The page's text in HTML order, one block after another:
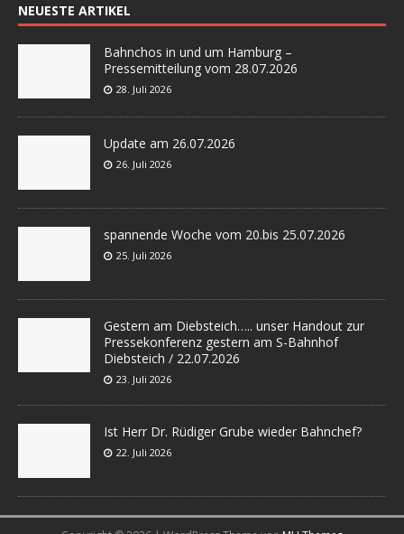
NEUESTE ARTIKEL
Bahnchos in und um Hamburg –
Pressemitteilung vom 28.07.2026
28. Juli 2026
Update am 26.07.2026
26. Juli 2026
spannende Woche vom 20.bis 25.07.2026
25. Juli 2026
Gestern am Diebsteich….. unser Handout zur
Pressekonferenz gestern am S-Bahnhof
Diebsteich / 22.07.2026
23. Juli 2026
Ist Herr Dr. Rüdiger Grube wieder Bahnchef?
22. Juli 2026